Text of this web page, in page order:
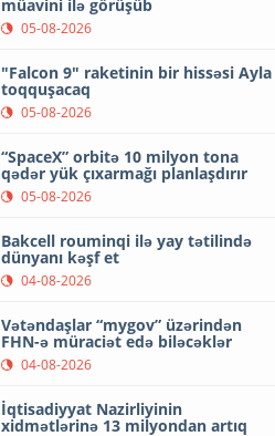
müavini ilə görüşüb
05-08-2026
"Falcon 9" raketinin bir hissəsi Ayla
toqquşacaq
05-08-2026
“SpaceX” orbitə 10 milyon tona
qədər yük çıxarmağı planlaşdırır
05-08-2026
Bakcell rouminqi ilə yay tətilində
dünyanı kəşf et
04-08-2026
Vətəndaşlar “mygov” üzərindən
FHN-ə müraciət edə biləcəklər
04-08-2026
İqtisadiyyat Nazirliyinin
xidmətlərinə 13 milyondan artıq